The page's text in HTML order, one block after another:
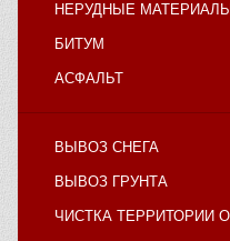
НЕРУДНЫЕ МАТЕРИАЛЫ
БИТУМ
АСФАЛЬТ
ВЫВОЗ СНЕГА
ВЫВОЗ ГРУНТА
ЧИСТКА ТЕРРИТОРИИ